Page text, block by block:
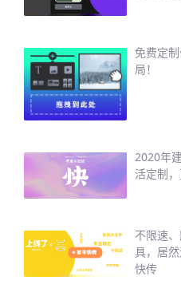
免费定
局！
2020年
活定制，
不限速
具，居
快传